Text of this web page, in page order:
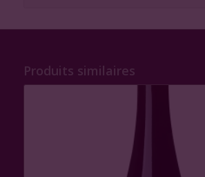
Produits similaires